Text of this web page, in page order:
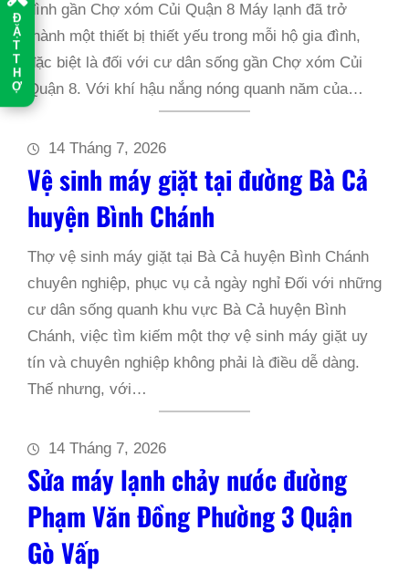
Đ
Ặ
T
T
H
Ợ
đình gần Chợ xóm Củi Quận 8 Máy lạnh đã trở
thành một thiết bị thiết yếu trong mỗi hộ gia đình,
đặc biệt là đối với cư dân sống gần Chợ xóm Củi
Quận 8. Với khí hậu nắng nóng quanh năm của…
14 Tháng 7, 2026
Vệ sinh máy giặt tại đường Bà Cả
huyện Bình Chánh
Thợ vệ sinh máy giặt tại Bà Cả huyện Bình Chánh
chuyên nghiệp, phục vụ cả ngày nghỉ Đối với những
cư dân sống quanh khu vực Bà Cả huyện Bình
Chánh, việc tìm kiếm một thợ vệ sinh máy giặt uy
tín và chuyên nghiệp không phải là điều dễ dàng.
Thế nhưng, với…
14 Tháng 7, 2026
Sửa máy lạnh chảy nước đường
Phạm Văn Đồng Phường 3 Quận
Gò Vấp